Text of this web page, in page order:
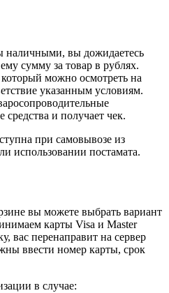
наличными, вы дожидаетесь
сумму за товар в рублях.
который можно осмотреть на
указанным условиям.
и получает чек.
при самовывозе из
использовании постамата.
вы можете выбрать вариант
карты Visa и Master
вас перенаправит на сервер
ввести номер карты, срок
в случае: